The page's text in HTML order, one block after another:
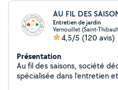
AU FIL DES
Entretien de jardin
Vernouillet (Saint-
4,5/5 (120 avis)
Présentation
Au fil des saisons, société
spécialisée dans l'entretien